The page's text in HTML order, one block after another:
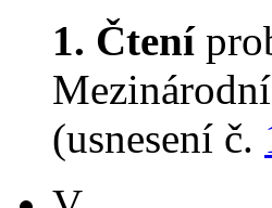
1. Čtení
(usnesení č.